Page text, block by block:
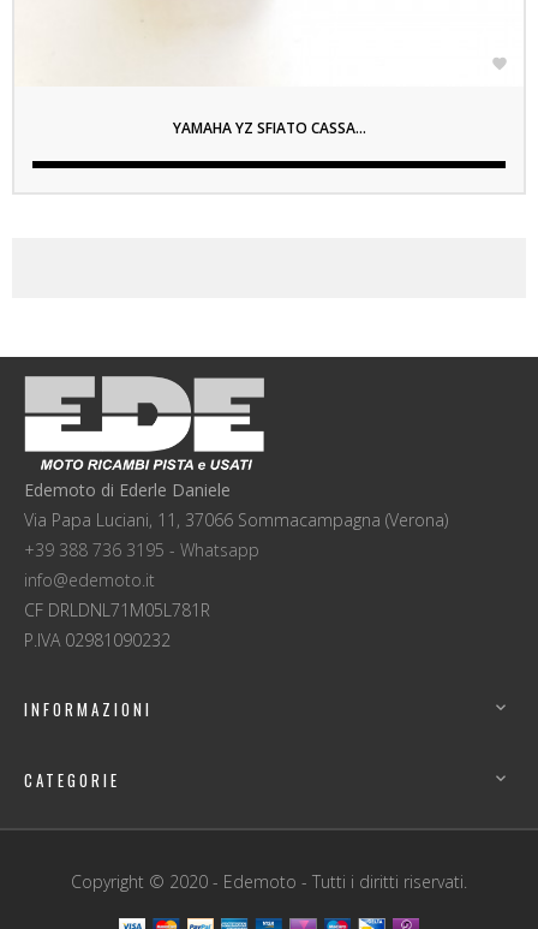

YAMAHA YZ SFIATO CASSA...
Edemoto di Ederle Daniele
Via Papa Luciani, 11, 37066 Sommacampagna (Verona)
+39 388 736 3195 - Whatsapp
info@edemoto.it
CF DRLDNL71M05L781R
P.IVA 02981090232
INFORMAZIONI 
CATEGORIE 
Copyright © 2020 - Edemoto - Tutti i diritti riservati.